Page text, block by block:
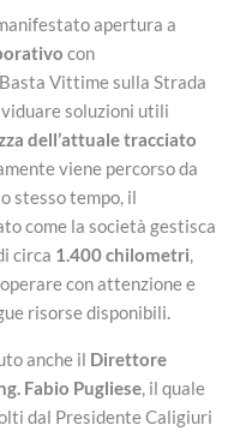
apertura a
con
Vittime sulla Strada
soluzioni utili
dell’attuale tracciato
viene percorso da
stesso tempo, il
come la società gestisca
circa 1.400 chilometri,
con attenzione e
risorse disponibili.
anche il Direttore
Fabio Pugliese, il quale
dal Presidente Caligiuri